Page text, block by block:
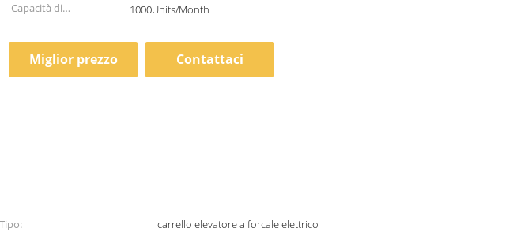
Capacità di
1000Units/Month
Miglior prezzo Contattaci
Tipo:
carrello elevatore a forcale elettrico